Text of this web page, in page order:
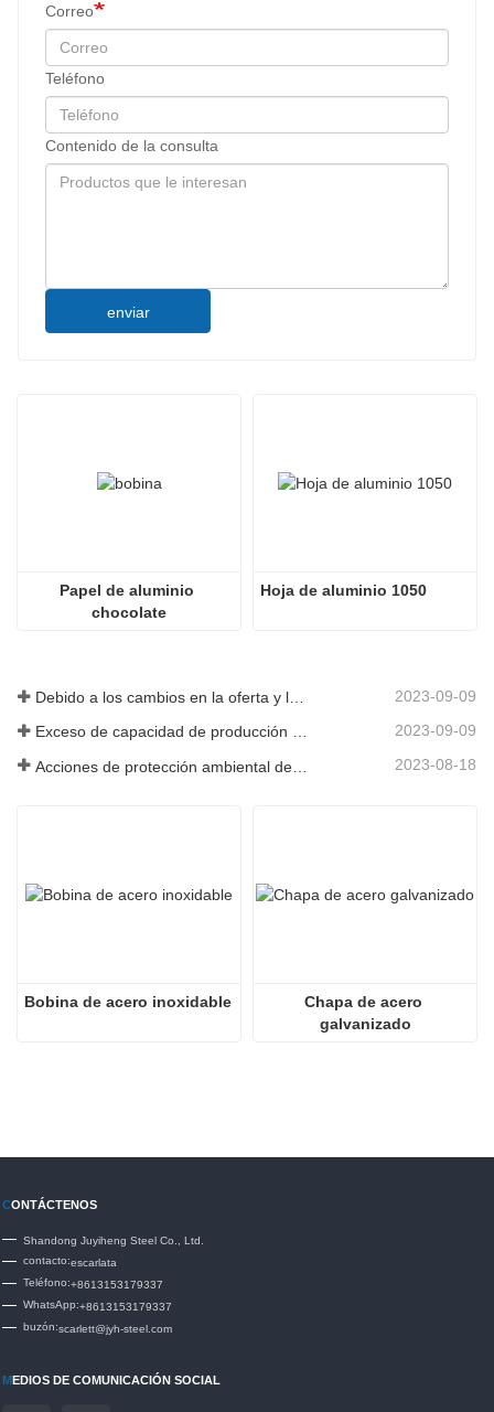
Correo
Teléfono
Contenido de la consulta
enviar
Papel de aluminio
chocolate
Hoja de aluminio 1050
2023-09-09
Exceso de capacidad de producción en la industria siderúrgica 2023-09-09
2023-08-18
Bobina de acero inoxidable
Chapa de acero
galvanizado
CONTÁCTENOS
Shandong Juyiheng Steel Co., Ltd.
contacto:escarlata
Teléfono:+8613153179337
WhatsApp:+8613153179337
buzón:scarlett@jyh-steel.com
MEDIOS DE COMUNICACIÓN SOCIAL